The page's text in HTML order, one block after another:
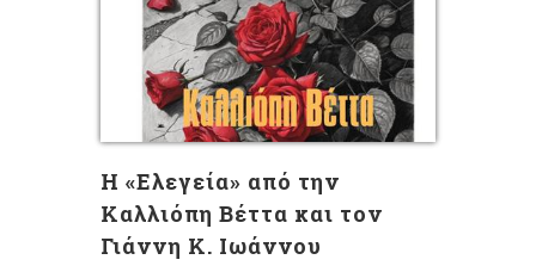
Η «Ελεγεία» από την
Καλλιόπη Βέττα και τον
Γιάννη Κ. Ιωάννου